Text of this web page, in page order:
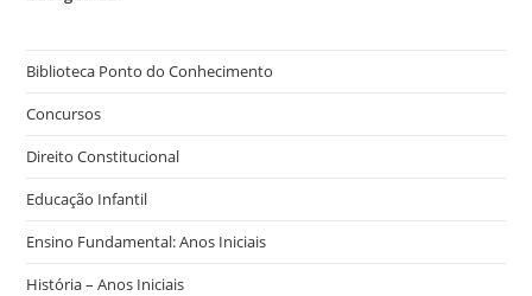
Biblioteca Ponto do Conhecimento
Concursos
Direito Constitucional
Educação Infantil
Ensino Fundamental: Anos Iniciais
História – Anos Iniciais